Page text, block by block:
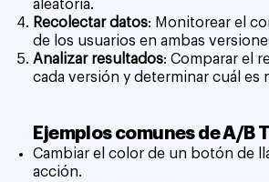
aleatoria.
Recolectar datos: Monitorear el
de los usuarios en ambas
Analizar resultados: Comparar el
cada versión y determinar cuál es
Ejemplos comunes de A/B
Cambiar el color de un botón de
acción.